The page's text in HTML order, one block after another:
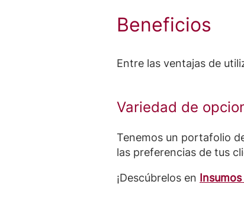
Beneficios
Entre las ventajas de
Variedad de
Tenemos un portafolio
las preferencias de tus
¡Descúbrelos en